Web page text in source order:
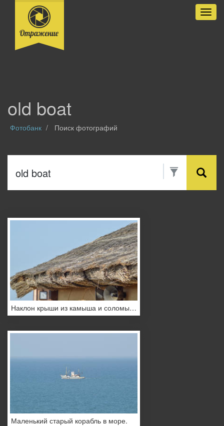
old boat
Фотобанк Поиск фотографий
Наклон крыши из камыша и соломы. Древние строительные материалы.
Маленький старый корабль в море.